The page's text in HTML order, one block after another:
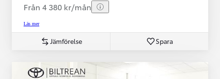
Från 4 380 kr/mån
Läs mer
Jämförelse Spara